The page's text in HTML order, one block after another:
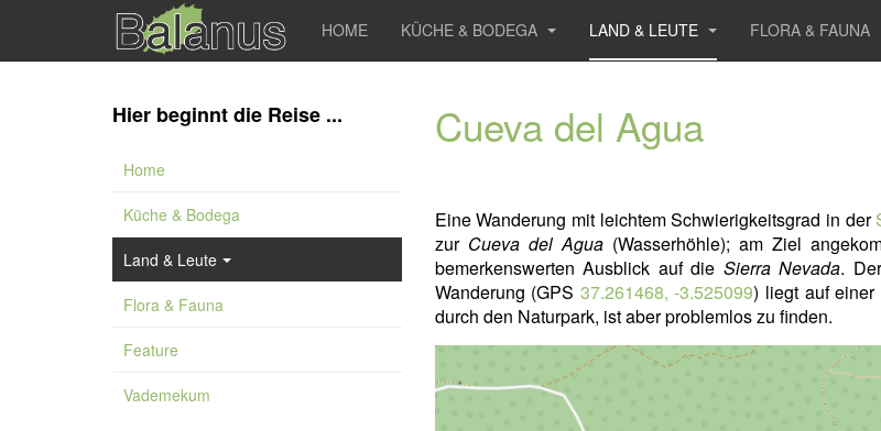
HOME KÜCHE & BODEGA LAND & LEUTE FLORA & FAUNA
Cueva del Agua
Eine Wanderung mit leichtem Schwierigkeitsgrad in der
zur Cueva del Agua(Wasserhöhle); am Ziel
bemerkenswerten Ausblick auf die Sierra Nevada.
Wanderung (GPS 37.261468, -3.525099) liegt auf einer
durch den Naturpark, ist aber problemlos zu finden.
Hier beginnt die Reise ...
Home
Küche & Bodega
Land & Leute
Flora & Fauna
Feature
Vademekum